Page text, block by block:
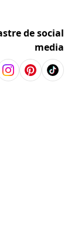
de social
media